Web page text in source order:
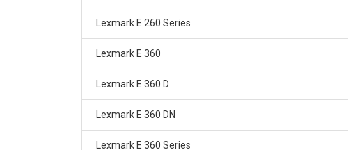
Lexmark E 260 Series
Lexmark E 360
Lexmark E 360 D
Lexmark E 360 DN
Lexmark E 360 Series